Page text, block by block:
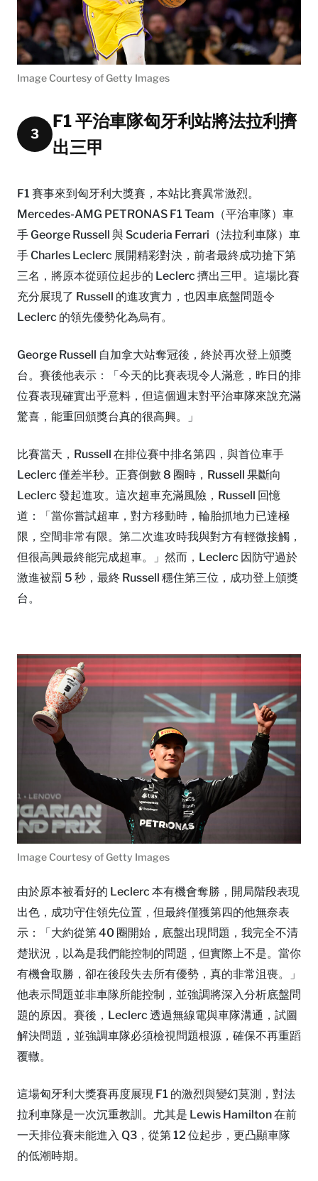
Image Courtesy of Getty Images
3
F1 平治車隊匈牙利站將法拉利擠
出三甲
F1 賽事來到匈牙利大獎賽，本站比賽異常激烈。
Mercedes-AMG PETRONAS F1 Team（平治車隊）車
手 George Russell 與 Scuderia Ferrari（法拉利車隊）車
手 Charles Leclerc 展開精彩對決，前者最終成功搶下第
三名，將原本從頭位起步的 Leclerc 擠出三甲。這場比賽
充分展現了 Russell 的進攻實力，也因車底盤問題令
Leclerc 的領先優勢化為烏有。
George Russell 自加拿大站奪冠後，終於再次登上頒獎
台。賽後他表示：「今天的比賽表現令人滿意，昨日的排
位賽表現確實出乎意料，但這個週末對平治車隊來說充滿
驚喜，能重回頒獎台真的很高興。」
比賽當天，Russell 在排位賽中排名第四，與首位車手
Leclerc 僅差半秒。正賽倒數 8 圈時，Russell 果斷向
Leclerc 發起進攻。這次超車充滿風險，Russell 回憶
道：「當你嘗試超車，對方移動時，輪胎抓地力已達極
限，空間非常有限。第二次進攻時我與對方有輕微接觸，
但很高興最終能完成超車。」然而，Leclerc 因防守過於
激進被罰 5 秒，最終 Russell 穩住第三位，成功登上頒獎
台。
Image Courtesy of Getty Images
由於原本被看好的 Leclerc 本有機會奪勝，開局階段表現
出色，成功守住領先位置，但最終僅獲第四的他無奈表
示：「大約從第 40 圈開始，底盤出現問題，我完全不清
楚狀況，以為是我們能控制的問題，但實際上不是。當你
有機會取勝，卻在後段失去所有優勢，真的非常沮喪。」
他表示問題並非車隊所能控制，並強調將深入分析底盤問
題的原因。賽後，Leclerc 透過無線電與車隊溝通，試圖
解決問題，並強調車隊必須檢視問題根源，確保不再重蹈
覆轍。
這場匈牙利大獎賽再度展現 F1 的激烈與變幻莫測，對法
拉利車隊是一次沉重教訓。尤其是 Lewis Hamilton 在前
一天排位賽未能進入 Q3，從第 12 位起步，更凸顯車隊
的低潮時期。